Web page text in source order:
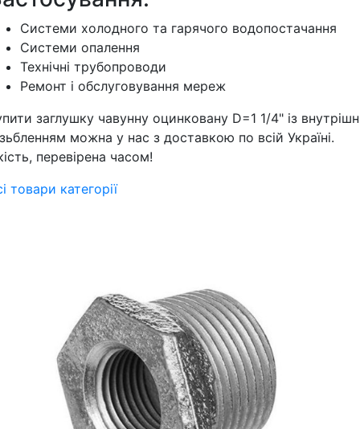
Системи холодного та гарячого водопостачання
Системи опалення
Технічні трубопроводи
Ремонт і обслуговування мереж
заглушку чавунну оцинковану D=1 1/4" із
можна у нас з доставкою по всій Україні.
перевірена часом!
товари категорії